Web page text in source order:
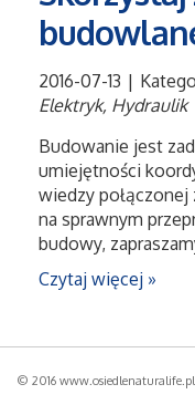
2016-07-13 |
Elektryk, Hydraulik
Budowanie jest
umiejętności
wiedzy połączonej
na sprawnym
budowy,
Czytaj więcej »
© 2016 www.osiedlenaturalife.pl.